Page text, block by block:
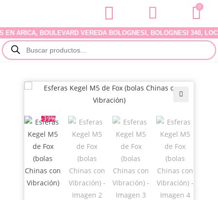
0
ARICA, BOULEVARD VEREDA BOLOGNESI, BOLOGNESI 340,
-39%